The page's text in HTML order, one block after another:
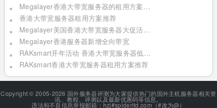
Megalayer香港大带宽服务器的租用方案与性能综合评测
香港大带宽服务器租用方案推荐
Megalayer美国香港大带宽服务器大促活动 低至599元
Megalayer香港服务器新增全向带宽
RAKsmart开年活动 香港大带宽服务器低价来袭
RAKsmart香港大带宽服务器租用方案推荐
Copyright © 2005-2026 国外服务器评测为大家提供热门的国外主机服务器相关资
讯、教程、评测以及最新优惠码等信息。
违法和不良信息举报邮箱：hzj#spiderltd.com（#改为@）